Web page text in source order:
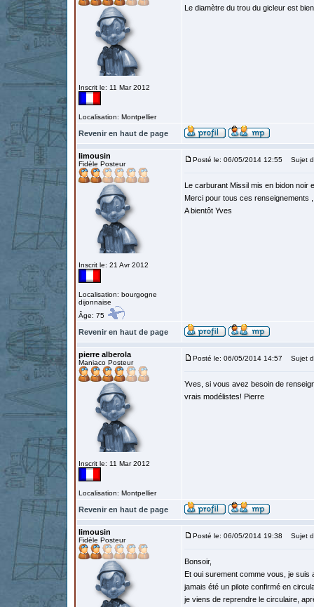
Inscrit le: 11 Mar 2012
Localisation: Montpellier
Le diamètre du trou du gicleur est
Revenir en haut de page
limousin
Fidèle Posteur
Inscrit le: 21 Avr 2012
Localisation: bourgogne
dijonnaise
Âge: 75
Posté le: 06/05/2014 12:55 Sujet
Le carburant Missil mis en bidon noir
Merci pour tous ces renseignements
A bientôt Yves
Revenir en haut de page
pierre alberola
Maniaco Posteur
Inscrit le: 11 Mar 2012
Localisation: Montpellier
Posté le: 06/05/2014 14:57 Sujet
Yves, si vous avez besoin de
vrais modélistes! Pierre
Revenir en haut de page
limousin
Fidèle Posteur
Posté le: 06/05/2014 19:38 Sujet
Bonsoir,
Et oui surement comme vous, je suis
jamais été un pilote confirmé en
je viens de reprendre le circulaire,